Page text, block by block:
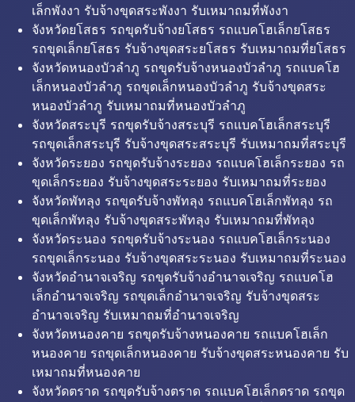
เล็กพังงา รับจ้างขุดสระพังงา รับเหมาถมที่พังงา
จังหวัดยโสธร รถขุดรับจ้างยโสธร รถแบคโฮเล็กยโสธร
รถขุดเล็กยโสธร รับจ้างขุดสระยโสธร รับเหมาถมที่ยโสธร
จังหวัดหนองบัวลำภู รถขุดรับจ้างหนองบัวลำภู รถแบคโฮ
เล็กหนองบัวลำภู รถขุดเล็กหนองบัวลำภู รับจ้างขุดสระ
หนองบัวลำภู รับเหมาถมที่หนองบัวลำภู
จังหวัดสระบุรี รถขุดรับจ้างสระบุรี รถแบคโฮเล็กสระบุรี
รถขุดเล็กสระบุรี รับจ้างขุดสระสระบุรี รับเหมาถมที่สระบุรี
จังหวัดระยอง รถขุดรับจ้างระยอง รถแบคโฮเล็กระยอง รถ
ขุดเล็กระยอง รับจ้างขุดสระระยอง รับเหมาถมที่ระยอง
จังหวัดพัทลุง รถขุดรับจ้างพัทลุง รถแบคโฮเล็กพัทลุง รถ
ขุดเล็กพัทลุง รับจ้างขุดสระพัทลุง รับเหมาถมที่พัทลุง
จังหวัดระนอง รถขุดรับจ้างระนอง รถแบคโฮเล็กระนอง
รถขุดเล็กระนอง รับจ้างขุดสระระนอง รับเหมาถมที่ระนอง
จังหวัดอำนาจเจริญ รถขุดรับจ้างอำนาจเจริญ รถแบคโฮ
เล็กอำนาจเจริญ รถขุดเล็กอำนาจเจริญ รับจ้างขุดสระ
อำนาจเจริญ รับเหมาถมที่อำนาจเจริญ
จังหวัดหนองคาย รถขุดรับจ้างหนองคาย รถแบคโฮเล็ก
หนองคาย รถขุดเล็กหนองคาย รับจ้างขุดสระหนองคาย รับ
เหมาถมที่หนองคาย
จังหวัดตราด รถขุดรับจ้างตราด รถแบคโฮเล็กตราด รถขุด